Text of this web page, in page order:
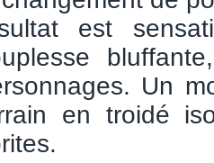
est
Un
en troidé